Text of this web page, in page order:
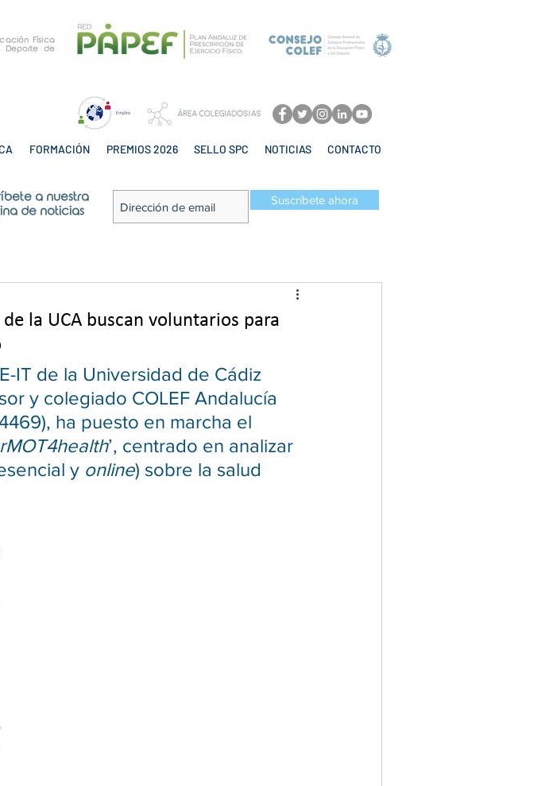
Física
Deporte de
FORMACIÓN PREMIOS 2026 SELLO SPC NOTICIAS CONTACTO
a nuestra
de noticias
Suscríbete ahora
la UCA buscan voluntarios para
IT de la Universidad de Cádiz
y colegiado COLEF Andalucía
ha puesto en marcha el
’, centrado en analizar
y online) sobre la salud